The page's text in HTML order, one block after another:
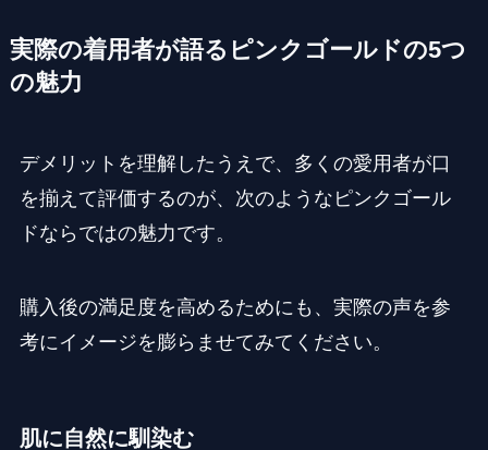
実際の着用者が語るピンクゴールドの5つ
の魅力
デメリットを理解したうえで、多くの愛用者が口
を揃えて評価するのが、次のようなピンクゴール
ドならではの魅力です。
購入後の満足度を高めるためにも、実際の声を参
考にイメージを膨らませてみてください。
肌に自然に馴染む